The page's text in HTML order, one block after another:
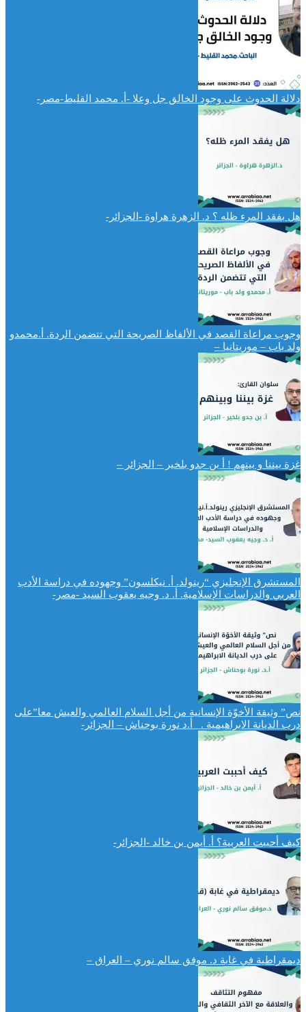
دلالة الحدوث على وجود الخالق جل وعلا -أ. محمد القليط-مصر-
هل بفقد المرء ظله ؟ د. الزهرة هراوة -الجزائر-
وجوب مراعاة القصد في الألفاظ الصريحة التي تتضمن الردة. أ.محمدو
ولد باب – موريتانيا –
غزة بيننا و بينهم ! أ بن جدو بلخير – الجزائر –
المستشرق الإنجليزي “رينولد. أ. نيكلسون” وجهوده في دراسة الأدب
العربي والدراسات الإسلامية. أ. د. وجيه يعقوب السيد -مصر-
نص” وثيقة الأخوّة الإنسانية من أجل السلام العالمي والعيش معا”على
درب الديانة الابراهيمية . أ.د نورة بوحناش – الجزائر-
كيف أحببت العربية؟ أ. أيمن بن خالد -الجزائر-
ديمقراطية في غابة د. موفق سالم نوري – العراق –